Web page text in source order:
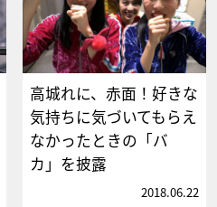
高城れに、赤面！好きな
気持ちに気づいてもらえ
なかったときの「バ
カ」を披露
2018.06.22